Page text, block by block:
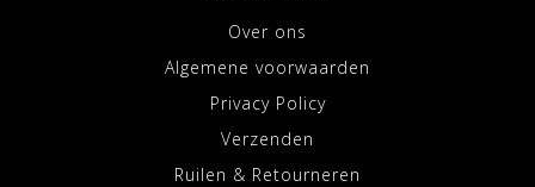
Over ons
Algemene voorwaarden
Privacy Policy
Verzenden
Ruilen & Retourneren